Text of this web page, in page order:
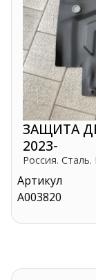
ЗАЩИТА
2023-
Россия.
Артикул
A003820